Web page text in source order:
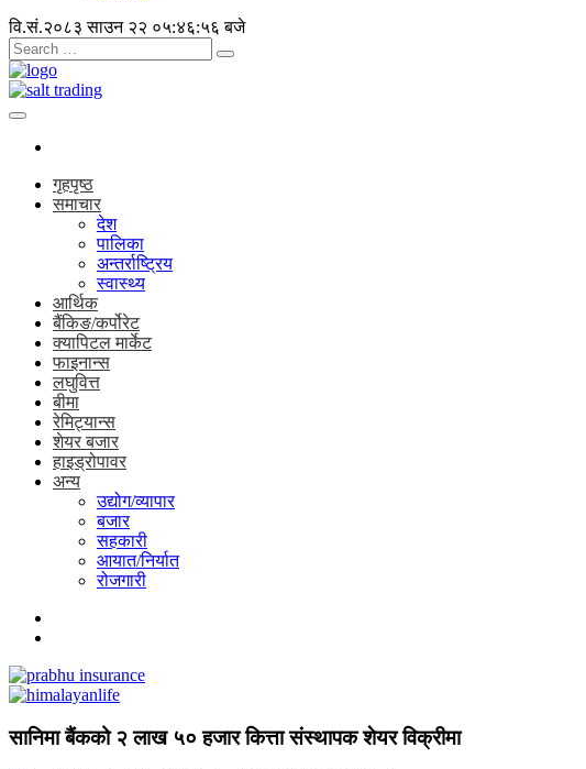
वि.सं.२०८३ साउन २२ ०५:४६:५७ बजे
गृहपृष्ठ
समाचार
देश
पालिका
अन्तर्राष्ट्रिय
स्वास्थ्य
आर्थिक
बैंकिङ/कर्पोरेट
क्यापिटल मार्केट
फाइनान्स
लघुवित्त
बीमा
रेमिट्यान्स
शेयर बजार
हाइड्रोपावर
अन्य
उद्योग/व्यापार
बजार
सहकारी
आयात/निर्यात
रोजगारी
सानिमा बैंकको २ लाख ५० हजार कित्ता संस्थापक शेयर विक्रीमा